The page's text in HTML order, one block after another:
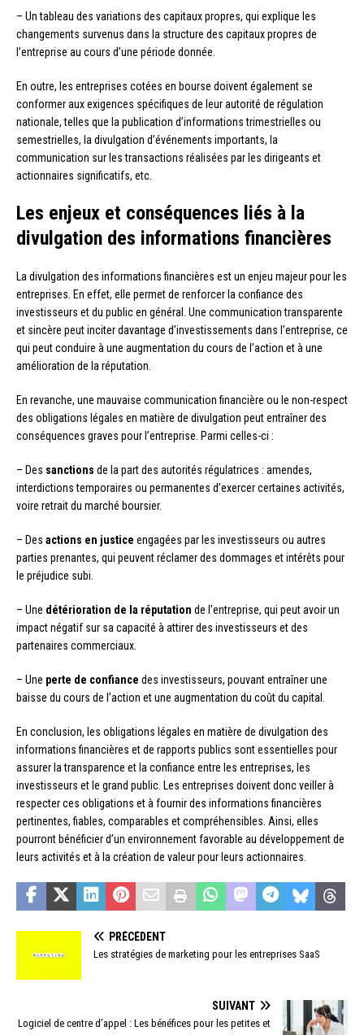
– Un tableau des variations des capitaux propres, qui explique les
changements survenus dans la structure des capitaux propres de
l’entreprise au cours d’une période donnée.
En outre, les entreprises cotées en bourse doivent également se
conformer aux exigences spécifiques de leur autorité de régulation
nationale, telles que la publication d’informations trimestrielles ou
semestrielles, la divulgation d’événements importants, la
communication sur les transactions réalisées par les dirigeants et
actionnaires significatifs, etc.
Les enjeux et conséquences liés à la
divulgation des informations financières
La divulgation des informations financières est un enjeu majeur pour les
entreprises. En effet, elle permet de renforcer la confiance des
investisseurs et du public en général. Une communication transparente
et sincère peut inciter davantage d’investissements dans l’entreprise, ce
qui peut conduire à une augmentation du cours de l’action et à une
amélioration de la réputation.
En revanche, une mauvaise communication financière ou le non-respect
des obligations légales en matière de divulgation peut entraîner des
conséquences graves pour l’entreprise. Parmi celles-ci :
– Des sanctions de la part des autorités régulatrices : amendes,
interdictions temporaires ou permanentes d’exercer certaines activités,
voire retrait du marché boursier.
– Des actions en justice engagées par les investisseurs ou autres
parties prenantes, qui peuvent réclamer des dommages et intérêts pour
le préjudice subi.
– Une détérioration de la réputation de l’entreprise, qui peut avoir un
impact négatif sur sa capacité à attirer des investisseurs et des
partenaires commerciaux.
– Une perte de confiance des investisseurs, pouvant entraîner une
baisse du cours de l’action et une augmentation du coût du capital.
En conclusion, les obligations légales en matière de divulgation des
informations financières et de rapports publics sont essentielles pour
assurer la transparence et la confiance entre les entreprises, les
investisseurs et le grand public. Les entreprises doivent donc veiller à
respecter ces obligations et à fournir des informations financières
pertinentes, fiables, comparables et compréhensibles. Ainsi, elles
pourront bénéficier d’un environnement favorable au développement de
leurs activités et à la création de valeur pour leurs actionnaires.
PRÉCÉDENT
Les stratégies de marketing pour les entreprises SaaS
SUIVANT
Logiciel de centre d’appel : Les bénéfices pour les petites et